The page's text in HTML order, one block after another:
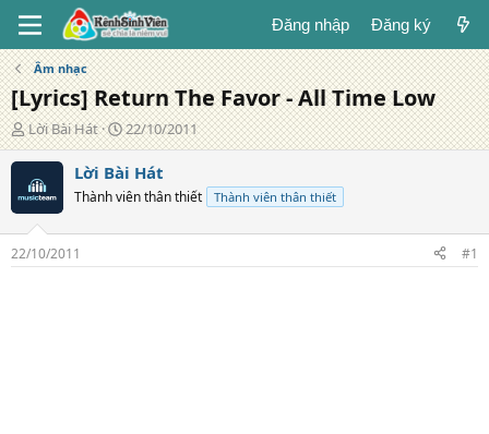
Đăng nhập Đăng ký
Âm nhạc
[Lyrics] Return The Favor - All Time Low
T
á
c
g
i
ả
Lời Bài Hát
N
g
à
y
đ
g
22/10/2011
Lời Bài Hát
Thành viên thân thiết Thành viên thân thiết
22/10/2011 #1